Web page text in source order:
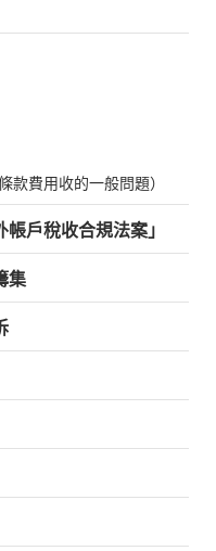
款費用收的一般問題）
帳戶稅收合規法案」
集